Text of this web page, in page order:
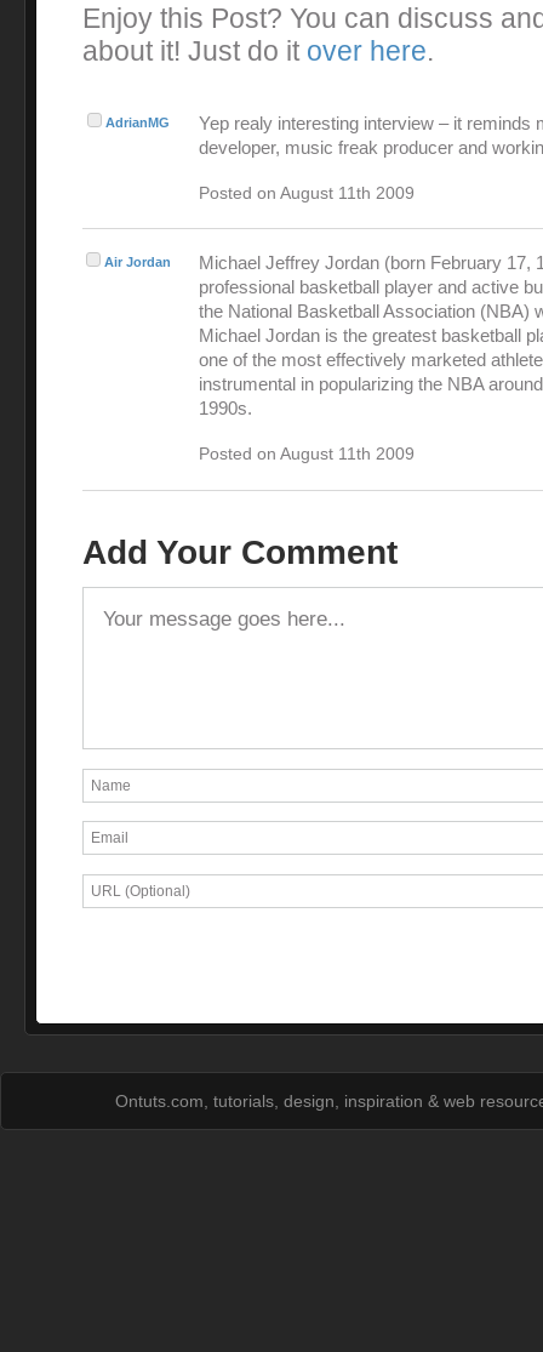
Enjoy this Post? You can discuss
about it! Just do it over here.
AdrianMG
Yep realy interesting interview – it reminds
developer, music freak producer and
Posted on August 11th 2009
Air Jordan
Michael Jeffrey Jordan (born February 17,
professional basketball player and active
the National Basketball Association (NBA)
Michael Jordan is the greatest basketball
one of the most effectively marketed
instrumental in popularizing the NBA
1990s.
Posted on August 11th 2009
Add Your Comment
Ontuts.com, tutorials, design, inspiration & web